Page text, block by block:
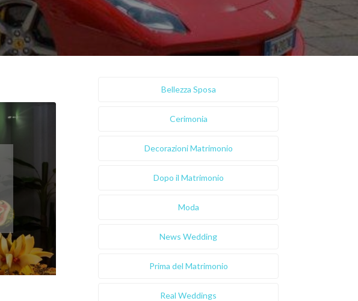
Bellezza Sposa
Cerimonia
Decorazioni Matrimonio
Dopo il Matrimonio
Moda
News Wedding
Prima del Matrimonio
Real Weddings